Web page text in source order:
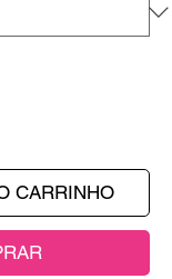
CARRINHO